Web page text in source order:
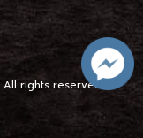
rights reserved.